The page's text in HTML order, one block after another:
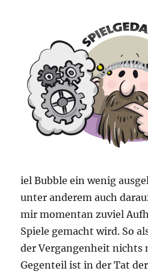
iel Bubble ein wenig
unter anderem auch
mir momentan zuviel
Spiele gemacht wird. So
der Vergangenheit nichts
Gegenteil ist in der Tat